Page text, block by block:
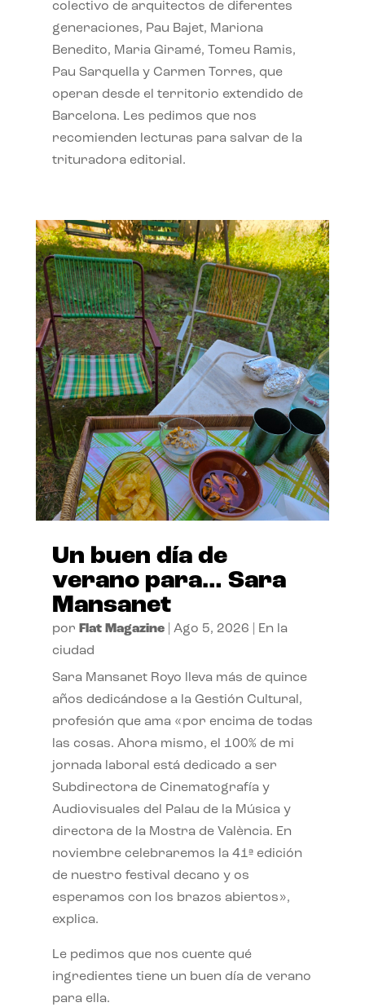
colectivo de arquitectos de diferentes
generaciones, Pau Bajet, Mariona
Benedito, Maria Giramé, Tomeu Ramis,
Pau Sarquella y Carmen Torres, que
operan desde el territorio extendido de
Barcelona. Les pedimos que nos
recomienden lecturas para salvar de la
trituradora editorial.
Un buen día de
verano para… Sara
Mansanet
por Flat Magazine| Ago 5, 2026
En la
ciudad
Sara Mansanet Royo lleva más de quince
años dedicándose a la Gestión Cultural,
profesión que ama «por encima de todas
las cosas. Ahora mismo, el 100% de mi
jornada laboral está dedicado a ser
Subdirectora de Cinematografía y
Audiovisuales del Palau de la Música y
directora de la Mostra de València. En
noviembre celebraremos la 41ª edición
de nuestro festival decano y os
esperamos con los brazos abiertos»,
explica.
Le pedimos que nos cuente qué
ingredientes tiene un buen día de verano
para ella.